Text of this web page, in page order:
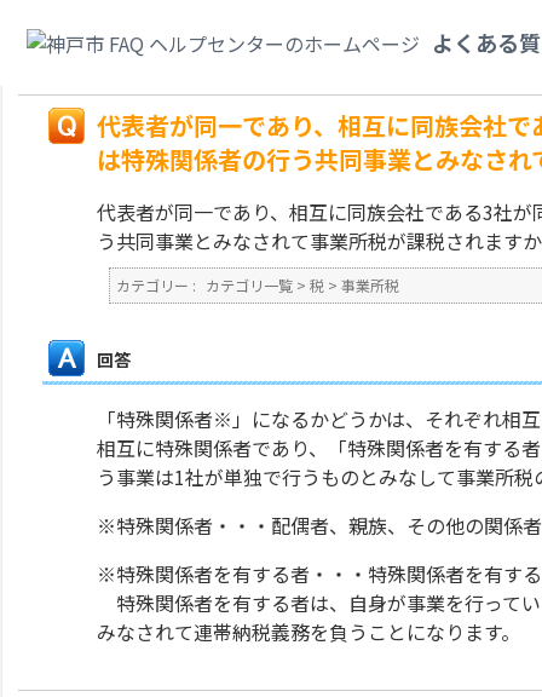
よくある
の行う共同事業とみなされて事業所税が課税されますか。
代表者が同一であり、相互に同族会社
は特殊関係者の行う共同事業とみなさ
代表者が同一であり、相互に同族会社である3社
う共同事業とみなされて事業所税が課税されます
カテゴリー : カテゴリ一覧 > 税 > 事業所税
回答
「特殊関係者※」になるかどうかは、それぞれ相
相互に特殊関係者であり、「特殊関係者を有する
う事業は1社が単独で行うものとみなして事業所
※特殊関係者・・・配偶者、親族、その他の関係
※特殊関係者を有する者・・・特殊関係者を有す
特殊関係者を有する者は、自身が事業を行って
みなされて連帯納税義務を負うことになります。